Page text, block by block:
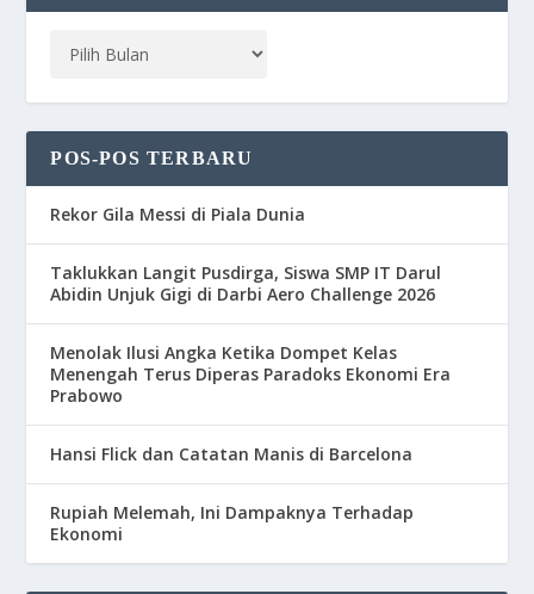
POS-POS TERBARU
Rekor Gila Messi di Piala Dunia
Taklukkan Langit Pusdirga, Siswa SMP IT Darul
Abidin Unjuk Gigi di Darbi Aero Challenge 2026
Menolak Ilusi Angka Ketika Dompet Kelas
Menengah Terus Diperas Paradoks Ekonomi Era
Prabowo
Hansi Flick dan Catatan Manis di Barcelona
Rupiah Melemah, Ini Dampaknya Terhadap
Ekonomi